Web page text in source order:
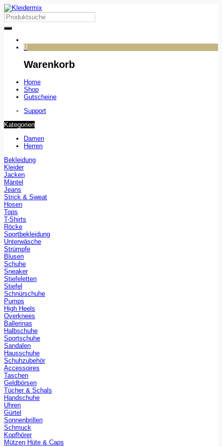
0
Warenkorb
Home
Shop
Gutscheine
Support
Kategorien
Damen
Herren
Bekleidung
Kleider
Jacken
Mäntel
Jeans
Strick & Sweat
Hosen
Tops
T-Shirts
Röcke
Sportbekleidung
Unterwäsche
Strümpfe
Blusen
Schuhe
Sneaker
Stiefeletten
Stiefel
Schnürschuhe
Pumps
High Heels
Overknees
Ballerinas
Halbschuhe
Sportschuhe
Sandalen
Hausschuhe
Schuhzubehör
Accessoires
Taschen
Geldbörsen
Tücher & Schals
Handschuhe
Uhren
Gürtel
Sonnenbrillen
Schmuck
Kopfhörer
Mützen Hüte & Caps